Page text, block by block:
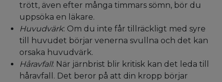
trött, även efter många timmars sömn, bör du
uppsöka en läkare.
Huvudvärk: Om du inte får tillräckligt med syre
till huvudet börjar venerna svullna och det kan
orsaka huvudvärk.
Håravfall: När järnbrist blir kritisk kan det leda till
håravfall. Det beror på att din kropp börjar